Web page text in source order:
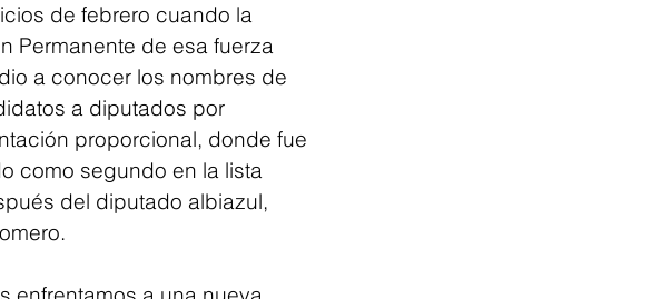
de febrero cuando la
Permanente de esa fuerza
a conocer los nombres de
a diputados por
proporcional, donde fue
como segundo en la lista
del diputado albiazul,